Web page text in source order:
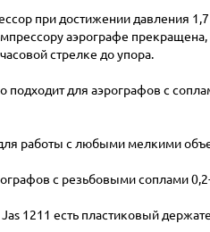
при достижении давления
аэрографе
стрелке до упора.
подходит для аэрографов с
работы с любыми мелкими
с резьбовыми соплами
1211 есть пластиковый